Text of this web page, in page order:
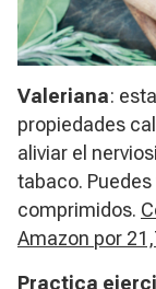
Valeriana:
propiedades
aliviar el
tabaco.
comprimidos.
Amazon por
Practica